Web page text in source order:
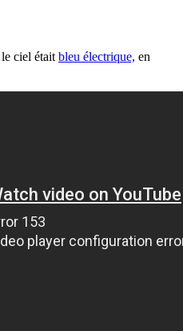
le ciel étaitbleu électrique, en